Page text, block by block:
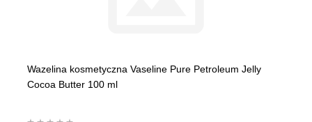
Wazelina kosmetyczna Vaseline Pure Petroleum Jelly
Cocoa Butter 100 ml